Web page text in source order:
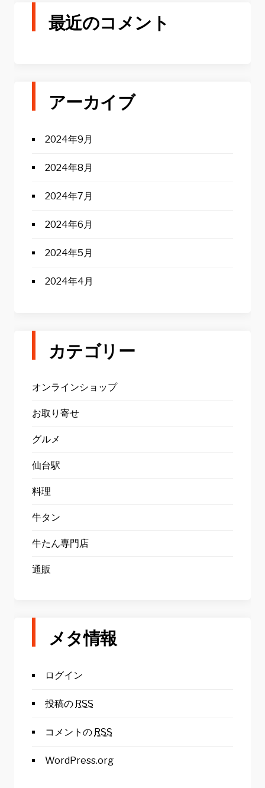
最近のコメント
アーカイブ
2024年9月
2024年8月
2024年7月
2024年6月
2024年5月
2024年4月
カテゴリー
オンラインショップ
お取り寄せ
グルメ
仙台駅
料理
牛タン
牛たん専門店
通販
メタ情報
ログイン
投稿の RSS
コメントの RSS
WordPress.org